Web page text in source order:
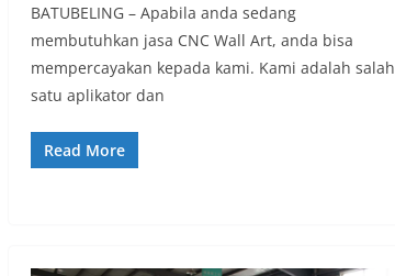
BATUBELING – Apabila anda sedang
membutuhkan jasa CNC Wall Art, anda bisa
mempercayakan kepada kami. Kami adalah salah
satu aplikator dan
Read More